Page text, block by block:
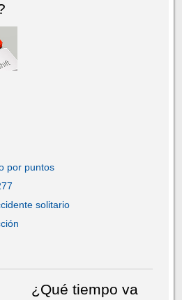
por puntos
solitario
¿Qué tiempo va